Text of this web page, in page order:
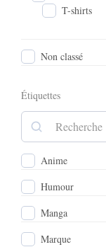
T-shirts
Non classé
Étiquettes
Anime
Humour
Manga
Marque